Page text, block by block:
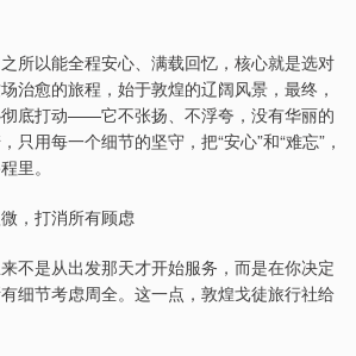
所以能全程安心、满载回忆，核心就是选对
治愈的旅程，始于敦煌的辽阔风景，最终，
底打动——它不张扬、不浮夸，没有华丽的
只用每一个细节的坚守，把“安心”和“难忘”，
里。
，打消所有顾虑
不是从出发那天才开始服务，而是在你决定
细节考虑周全。这一点，敦煌戈徒旅行社给